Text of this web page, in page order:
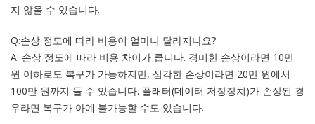
지 않을 수 있습니다.
Q:손상 정도에 따라 비용이 얼마나 달라지나요?
A: 손상 정도에 따라 비용 차이가 큽니다. 경미한 손상이라면 10만
원 이하로도 복구가 가능하지만, 심각한 손상이라면 20만 원에서
100만 원까지 들 수 있습니다. 플래터(데이터 저장장치)가 손상된 경
우라면 복구가 아예 불가능할 수도 있습니다.